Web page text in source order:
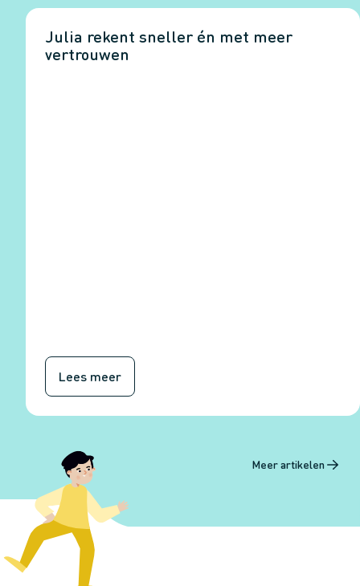
Julia rekent sneller én met meer
vertrouwen
Lees meer
Meer artikelen